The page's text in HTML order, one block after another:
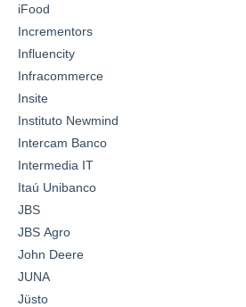
iFood
Incrementors
Influencity
Infracommerce
Insite
Instituto Newmind
Intercam Banco
Intermedia IT
Itaú Unibanco
JBS
JBS Agro
John Deere
JUNA
Jüsto